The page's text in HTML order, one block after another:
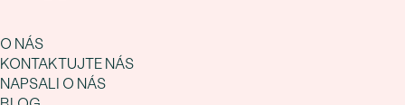
O NÁS
KONTAKTUJTE NÁS
NAPSALI O NÁS